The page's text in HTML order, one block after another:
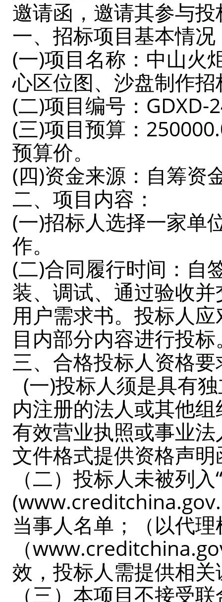
邀请函，邀请其参与
一、招标项目基本情况
(一)项目名称：中山火
心区位图、沙盘制作
(二)项目编号：GDXD-
(三)项目预算：
预算价。
(四)资金来源：自筹资
二、项目内容：
(一)招标人选择一家单
作。
(二)合同履行时间：自
装、调试、通过验收
用户需求书。投标人
目内部分内容进行投
三、合格投标人资格要
(一)投标人须是具有
内注册的法人或其他
有效营业执照或事业
文件格式提供资格声明
（二）投标人未被列
当事人名单；（以代
（
效，投标人需提供相
（三）本项目不接受